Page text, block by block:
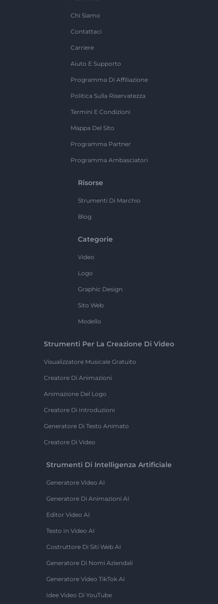
Chi Siamo
Contattaci
Carriere
Aiuto E Supporto
Programma Di Affiliazione
Politica Sulla Riservatezza
Termini E Condizioni
Mappa Del Sito
Programma Partner
Programma Ambasciatori
Risorse
Strumenti Di Marchio
Blog
Categorie
Video
Logo
Graphic Design
Sito Web
Modello
Strumenti Per La Creazione Di Video
Visualizzatore Musicale Gratuito
Creatore Di Animazioni
Animazione Del Logo
Creatore Di Introduzioni
Generatore Di Testo Animato
Creatore Di Video
Strumenti Di Intelligenza Artificiale
Generatore Video AI
Generatore Di Animazioni AI
Editor Video AI
Testo In Video AI
Costruttore Di Siti Web AI
Generatore Di Nomi Aziendali
Generatore Video TikTok AI
Idee Video Di YouTube